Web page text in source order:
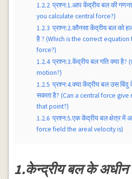
1.2.2 प्रश्न:1.आप केंद्रीय बल की
you calculate central force?)
1.2.3 प्रश्न:2.कौनसा केंद्रीय बल को
है ? (Which is the correct
force?)
1.2.4 प्रश्न:3.केंद्रीय बल गति क्या है?
motion?)
1.2.5 प्रश्न:4.क्या केंद्रीय बल उस बिंदु
सकता है? (Can a central force
that point?)
1.2.6 प्रश्न:5.एक केंद्रीय बल क्षेत्र में
force field the areal velocity is)
1.केन्द्रीय बल के